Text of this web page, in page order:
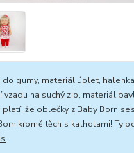
gumy, materiál úplet,
na suchý zip, materiál
že oblečky z Baby Born
kromě těch s kalhotami! Ty